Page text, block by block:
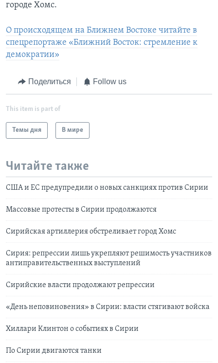
городе Хомс.
О происходящем на Ближнем Востоке читайте в
спецрепортаже «Ближний Восток: стремление к
демократии»
Поделиться Follow us
This item is part of
Темы дня В мире
Читайте также
США и ЕС предупредили о новых санкциях против Сирии
Массовые протесты в Сирии продолжаются
Сирийская артиллерия обстреливает город Хомс
Сирия: репрессии лишь укрепляют решимость участников
антиправительственных выступлений
Сирийские власти продолжают репрессии
«День неповиновения» в Сирии: власти стягивают войска
Хиллари Клинтон о событиях в Сирии
По Сирии двигаются танки